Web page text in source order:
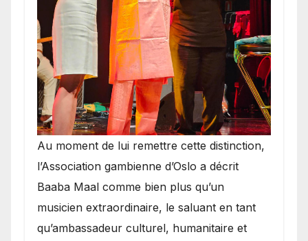
​Au moment de lui remettre cette distinction,
l’Association gambienne d’Oslo a décrit
Baaba Maal comme bien plus qu’un
musicien extraordinaire, le saluant en tant
qu’ambassadeur culturel, humanitaire et